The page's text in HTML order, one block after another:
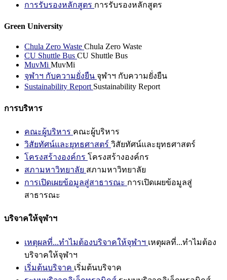
การรับรองหลักสูตร การรับรองหลักสูตร
Green University
Chula Zero Waste Chula Zero Waste
CU Shuttle Bus CU Shuttle Bus
MuvMi MuvMi
จุฬาฯ กับความยั่งยืน จุฬาฯ กับความยั่งยืน
Sustainability Report Sustainability Report
การบริหาร
คณะผู้บริหาร คณะผู้บริหาร
วิสัยทัศน์และยุทธศาสตร์ วิสัยทัศน์และยุทธศาสตร์
โครงสร้างองค์กร โครงสร้างองค์กร
สภามหาวิทยาลัย สภามหาวิทยาลัย
การเปิดเผยข้อมูลสู่สาธารณะ การเปิดเผยข้อมูลสู่
สาธารณะ
บริจาคให้จุฬาฯ
เหตุผลที่...ทำไมต้องบริจาคให้จุฬาฯ เหตุผลที่...ทำไมต้อง
บริจาคให้จุฬาฯ
เริ่มต้นบริจาค เริ่มต้นบริจาค